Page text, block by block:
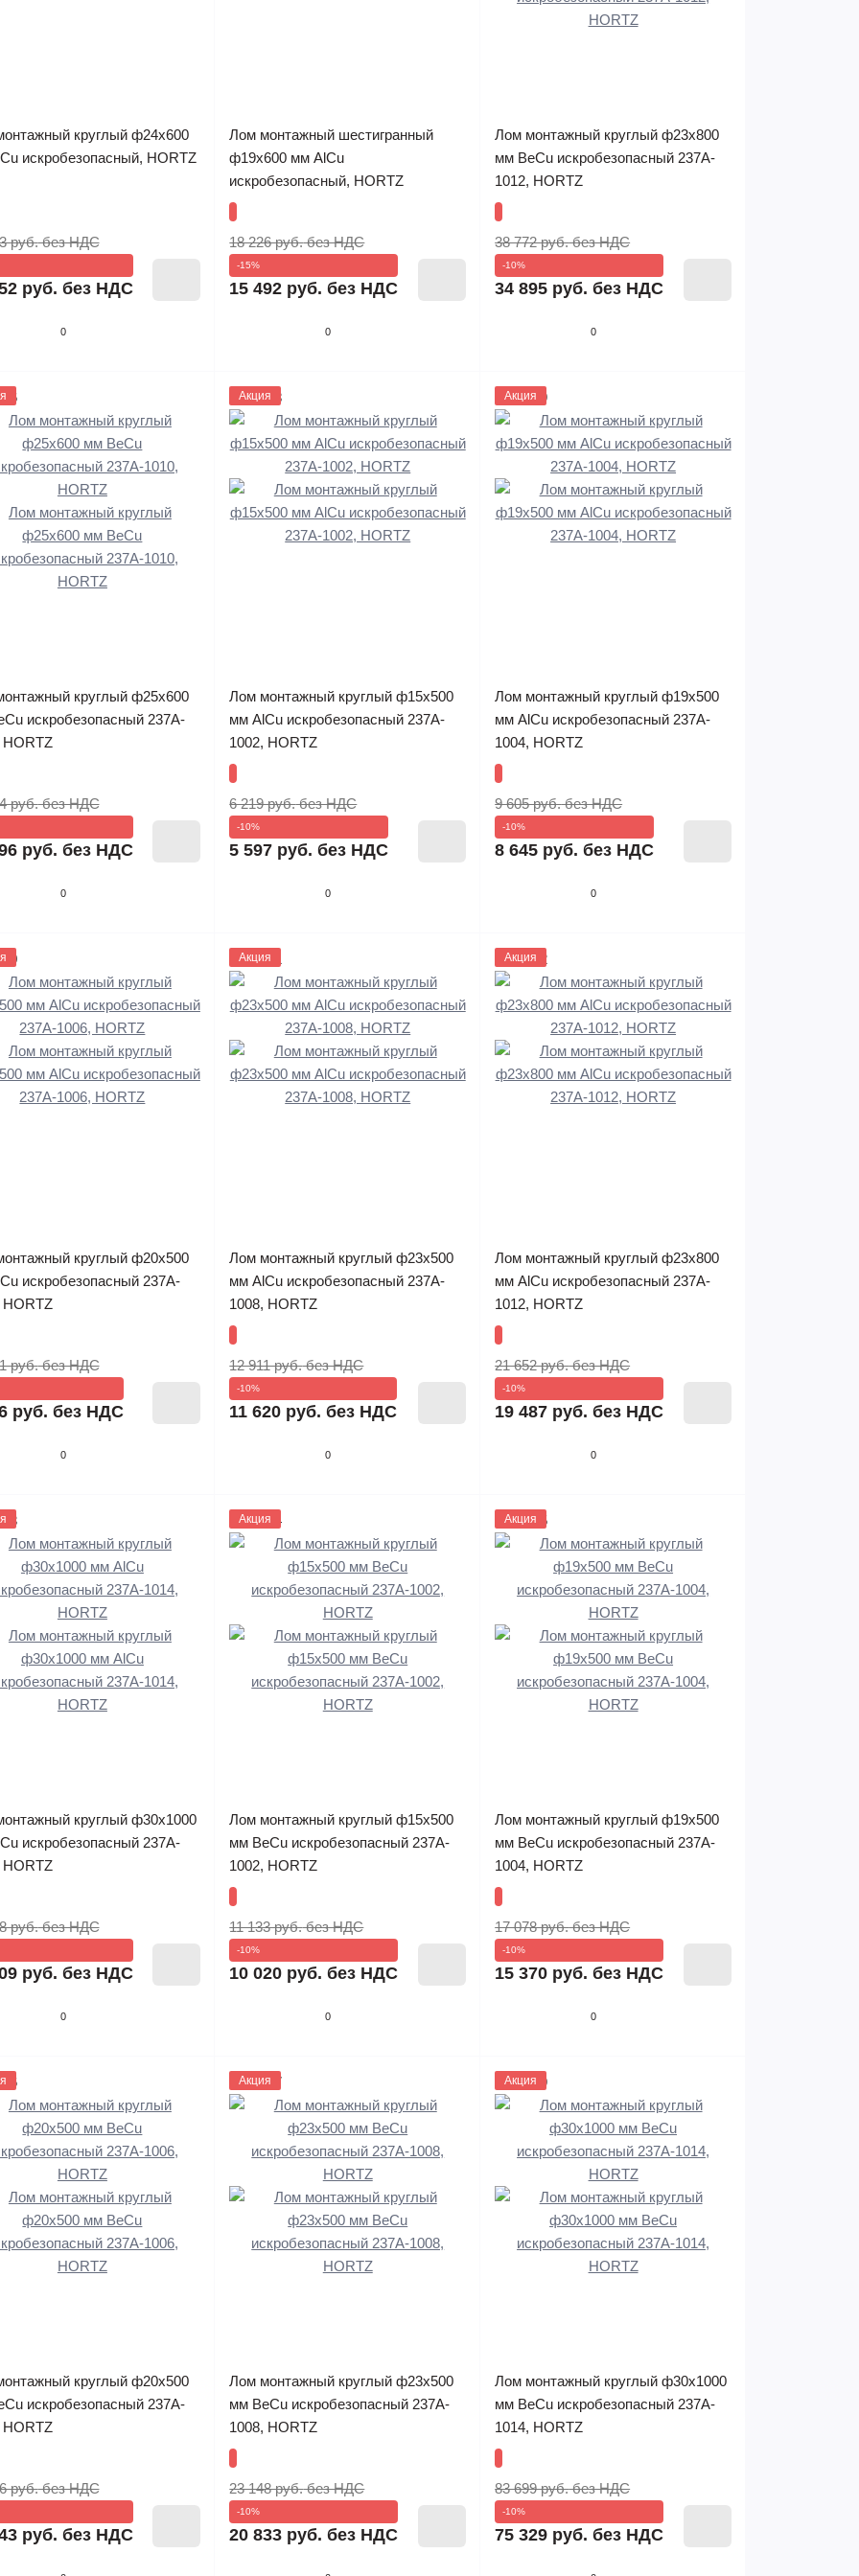
0
круглый ф24х600
искробезопасный, HORTZ
руб.без НДС
руб. без НДС
0
Лом монтажный шестигранный
ф19х600 мм AlCu
искробезопасный, HORTZ
18 226 руб.без НДС
-15%
15 492 руб. без НДС
0
Лом монтажный круглый ф23х800
мм BeCu искробезопасный 237A-
1012, HORTZ
38 772 руб.без НДС
-10%
34 895 руб. без НДС
0
круглый ф25х600
искробезопасный 237A-
HORTZ
руб.без НДС
руб. без НДС
1133628
Акция
0
Лом монтажный круглый ф15х500
мм AlCu искробезопасный 237A-
1002, HORTZ
6 219 руб.без НДС
-10%
5 597 руб. без НДС
1133629
Акция
0
Лом монтажный круглый ф19х500
мм AlCu искробезопасный 237A-
1004, HORTZ
9 605 руб.без НДС
-10%
8 645 руб. без НДС
0
круглый ф20х500
искробезопасный 237A-
HORTZ
руб.без НДС
руб. без НДС
1133631
Акция
0
Лом монтажный круглый ф23х500
мм AlCu искробезопасный 237A-
1008, HORTZ
12 911 руб.без НДС
-10%
11 620 руб. без НДС
1133632
Акция
0
Лом монтажный круглый ф23х800
мм AlCu искробезопасный 237A-
1012, HORTZ
21 652 руб.без НДС
-10%
19 487 руб. без НДС
0
круглый ф30х1000
искробезопасный 237A-
HORTZ
руб.без НДС
руб. без НДС
1133634
Акция
0
Лом монтажный круглый ф15х500
мм BeCu искробезопасный 237A-
1002, HORTZ
11 133 руб.без НДС
-10%
10 020 руб. без НДС
1133635
Акция
0
Лом монтажный круглый ф19х500
мм BeCu искробезопасный 237A-
1004, HORTZ
17 078 руб.без НДС
-10%
15 370 руб. без НДС
круглый ф20х500
искробезопасный 237A-
HORTZ
руб.без НДС
руб. без НДС
1133637
Акция
Лом монтажный круглый ф23х500
мм BeCu искробезопасный 237A-
1008, HORTZ
23 148 руб.без НДС
-10%
20 833 руб. без НДС
1133639
Акция
Лом монтажный круглый ф30х1000
мм BeCu искробезопасный 237A-
1014, HORTZ
83 699 руб.без НДС
-10%
75 329 руб. без НДС